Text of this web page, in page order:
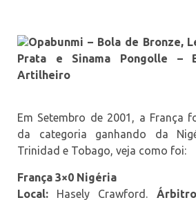
Opabunmi – Bola de Bronze,
Prata e Sinama Pongolle –
Artilheiro
Em Setembro de 2001, a França
da categoria ganhando da
Trinidad e Tobago, veja como foi:
França 3×0 Nigéria
Local: Hasely Crawford.